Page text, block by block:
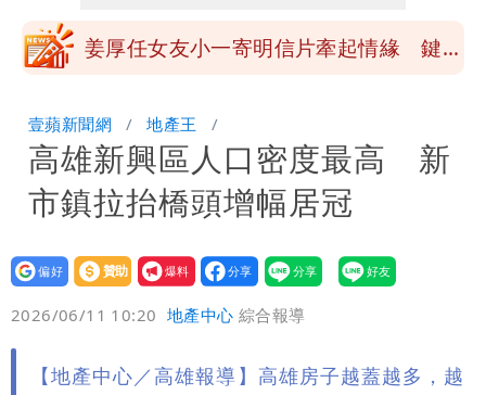
週雨越下越大
姜厚任女友小一寄明信片牽起情緣 鍵盤
萬 素顏進擊新生活圈（壹蘋10點強
打）
騙慈濟10億！無良女律師曾宣導反詐
嗆被害者「愚痴」超諷刺
鄭朝方曬3人合照 網友一看秒懂：竹北
接班人「終於有消息了」
台玻夫人長子最後9年很痛苦 親友批徐
莉玲「冷血媽媽」
35歲早餐不吃鐵板麵？釣出一票人點
頭 辦公室全是「1聲音」
班鐵翔誇姜厚任女友跟他學演戲表現優
壹蘋新聞網 地產王
高雄新興區人口密度最高 新
市鎮拉抬橋頭增幅居冠
設為
贊助
我要
爆料
2026/06/11 10:20 地產中心 綜合報導
【地產中心／高雄報導】高雄房子越蓋越多，越